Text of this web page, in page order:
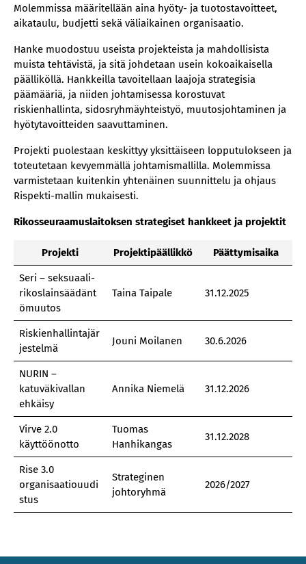
Molemmissa määritellään aina hyöty- ja tuotostavoitteet,
aikataulu, budjetti sekä väliaikainen organisaatio.
Hanke muodostuu useista projekteista ja mahdollisista
muista tehtävistä, ja sitä johdetaan usein kokoaikaisella
päälliköllä. Hankkeilla tavoitellaan laajoja strategisia
päämääriä, ja niiden johtamisessa korostuvat
riskienhallinta, sidosryhmäyhteistyö, muutosjohtaminen ja
hyötytavoitteiden saavuttaminen.
Projekti puolestaan keskittyy yksittäiseen lopputulokseen ja
toteutetaan kevyemmällä johtamismallilla. Molemmissa
varmistetaan kuitenkin yhtenäinen suunnittelu ja ohjaus
Rispekti-mallin mukaisesti.
Ri­kos­seu­raa­mus­lai­tok­sen stra­te­gi­set hank­keet ja pro­jek­tit
Projekti Projektipäällikkö Päättymisaika
Seri – seksuaali-
rikoslainsäädänt
ömuutos
Taina Taipale 31.12.2025
Riskienhallintajär
jestelmä
Jouni Moilanen 30.6.2026
NURIN –
katuväkivallan
ehkäisy
Annika Niemelä 31.12.2026
Virve 2.0
käyttöönotto
Tuomas
Hanhikangas
31.12.2028
Rise 3.0
organisaatiouudi
stus
Strateginen
johtoryhmä
2026/2027